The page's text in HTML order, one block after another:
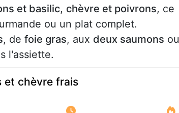
et basilic, chèvre et poivrons, ce
ou un plat complet.
, de foie gras, aux deux saumons ou
l'assiette.
et chèvre frais